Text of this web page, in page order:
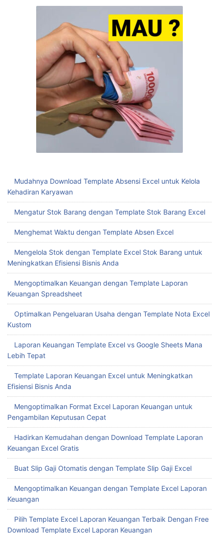
Blaster Download Wa Anti Blokir
Mudahnya Download Template Absensi Excel untuk Kelola
Kehadiran Karyawan
Mengatur Stok Barang dengan Template Stok Barang Excel
Menghemat Waktu dengan Template Absen Excel
Mengelola Stok dengan Template Excel Stok Barang untuk
Meningkatkan Efisiensi Bisnis Anda
Mengoptimalkan Keuangan dengan Template Laporan
Keuangan Spreadsheet
Optimalkan Pengeluaran Usaha dengan Template Nota Excel
Kustom
Laporan Keuangan Template Excel vs Google Sheets Mana
Lebih Tepat
Template Laporan Keuangan Excel untuk Meningkatkan
Efisiensi Bisnis Anda
Mengoptimalkan Format Excel Laporan Keuangan untuk
Pengambilan Keputusan Cepat
Hadirkan Kemudahan dengan Download Template Laporan
Keuangan Excel Gratis
Buat Slip Gaji Otomatis dengan Template Slip Gaji Excel